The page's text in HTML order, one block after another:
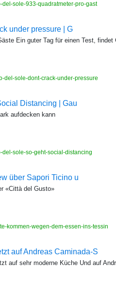
sole-933-quadratmeter-pro-gast
under pressure | G
Ein guter Tag für einen Test, findet
del-sole-dont-crack-under-pressure
Distancing | Gau
aufdecken kann
sole-so-geht-social-distancing
über Sapori Ticino u
«Città del Gusto»
kommen-wegen-dem-essen-ins-tessin
auf Andreas Caminada-S
auf sehr moderne Küche Und auf